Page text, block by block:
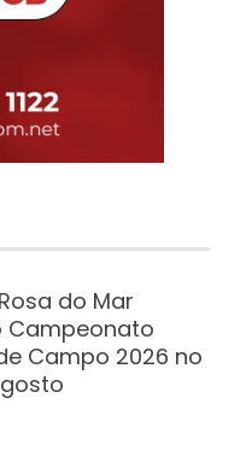
do Mar
Campeonato
Campo 2026 no